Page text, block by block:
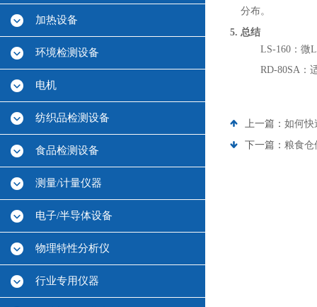
加热设备
环境检测设备
电机
纺织品检测设备
食品检测设备
测量/计量仪器
电子/半导体设备
物理特性分析仪
行业专用仪器
分布。
5. 总结
LS-160：微
RD-80SA：
上一篇： 如何快
下一篇： 粮食仓